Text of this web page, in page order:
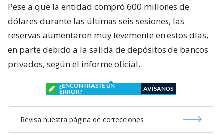
Pese a que la entidad compró 600 millones de
dólares durante las últimas seis sesiones, las
reservas aumentaron muy levemente en estos días,
en parte debido a la salida de depósitos de bancos
privados, según el informe oficial.
¿ENCONTRASTE UN
ERROR?
AVÍSANOS
Revisa nuestra página de correcciones